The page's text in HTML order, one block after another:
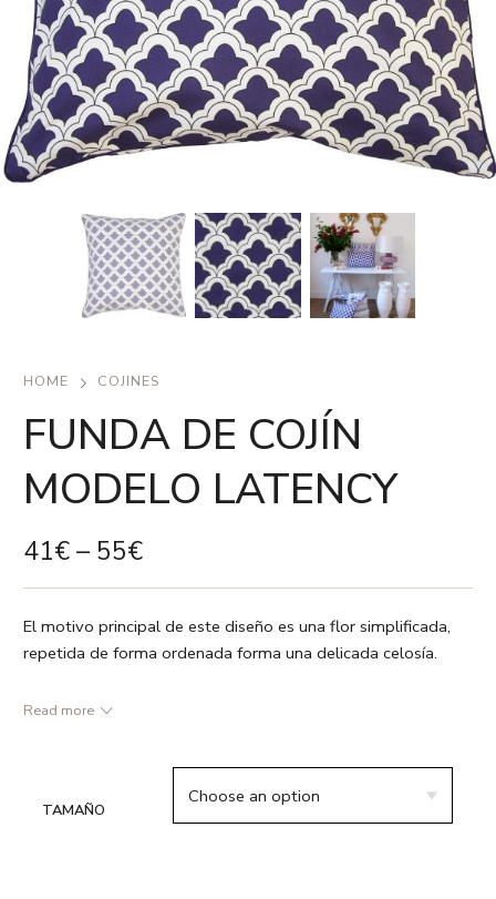
HOME COJINES
FUNDA DE COJÍN
MODELO LATENCY
41€– 55€
El motivo principal de este diseño es una flor simplificada,
repetida de forma ordenada forma una delicada celosía.
● 55% lino 45% algodón
● Vivo en color morado
● Relleno no incluido
Read more
TAMAÑO